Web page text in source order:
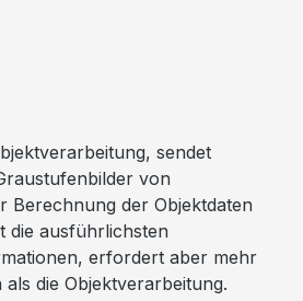
sendet
von
Berechnung der Objektdaten
die ausführlichsten
erfordert aber mehr
die Objektverarbeitung.